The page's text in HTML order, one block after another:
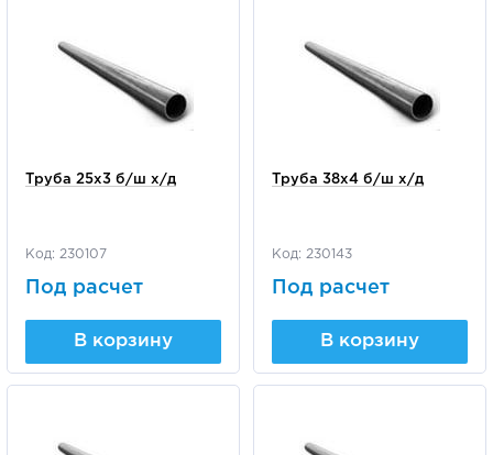
Труба 25х3 б/ш х/д
Код: 230107
Под расчет
В корзину
Труба 38х4 б/ш х/д
Код: 230143
Под расчет
В корзину